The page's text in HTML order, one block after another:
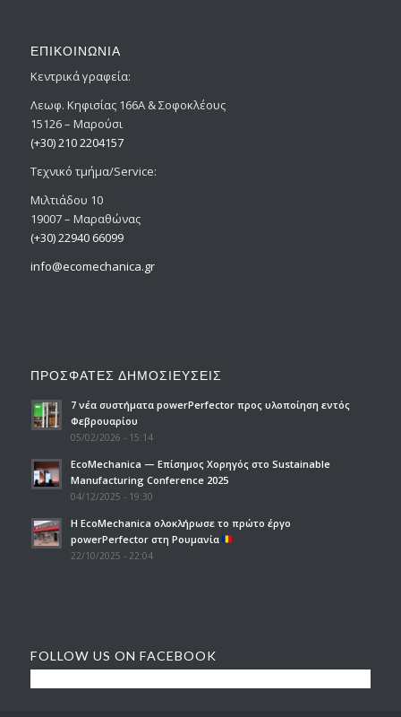
ΕΠΙΚΟΙΝΩΝΙΑ
Κεντρικά γραφεία:
Λεωφ. Κηφισίας 166Α & Σοφοκλέους
15126 – Μαρούσι
(+30) 210 2204157
Tεχνικό τμήμα/Service:
Μιλτιάδου 10
19007 – Μαραθώνας
(+30) 22940 66099
info@ecomechanica.gr
ΠΡΟΣΦΑΤΕΣ ΔΗΜΟΣΙΕΥΣΕΙΣ
7 νέα συστήματα powerPerfector προς υλοποίηση εντός
Φεβρουαρίου
05/02/2026 - 15:14
EcoMechanica — Επίσημος Χορηγός στο Sustainable
Manufacturing Conference 2025
04/12/2025 - 19:30
H EcoMechanica ολοκλήρωσε το πρώτο έργο
powerPerfector στη Ρουμανία
22/10/2025 - 22:04
FOLLOW US ON FACEBOOK